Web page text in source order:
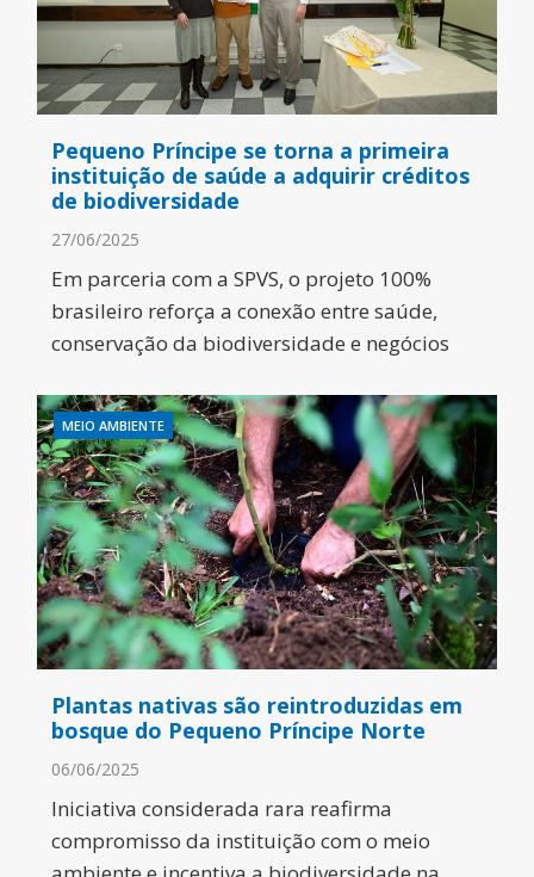
Pequeno Príncipe se torna a primeira
instituição de saúde a adquirir créditos
de biodiversidade
27/06/2025
Em parceria com a SPVS, o projeto 100%
brasileiro reforça a conexão entre saúde,
conservação da biodiversidade e negócios
MEIO AMBIENTE
Plantas nativas são reintroduzidas em
bosque do Pequeno Príncipe Norte
06/06/2025
Iniciativa considerada rara reafirma
compromisso da instituição com o meio